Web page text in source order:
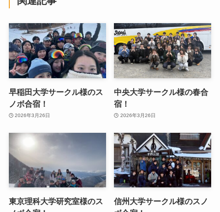
早稲田大学サークル様のス
ノボ合宿！
2026年3月26日
中央大学サークル様の春合
宿！
2026年3月26日
東京理科大学研究室様のス
信州大学サークル様のスノ